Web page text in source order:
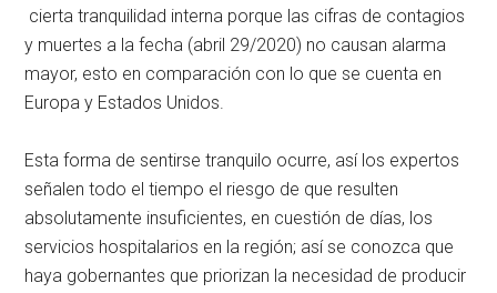
cierta tranquilidad interna porque las cifras de contagios
y muertes a la fecha (abril 29/2020) no causan alarma
mayor, esto en comparación con lo que se cuenta en
Europa y Estados Unidos.
Esta forma de sentirse tranquilo ocurre, así los expertos
señalen todo el tiempo el riesgo de que resulten
absolutamente insuficientes, en cuestión de días, los
servicios hospitalarios en la región; así se conozca que
haya gobernantes que priorizan la necesidad de producir